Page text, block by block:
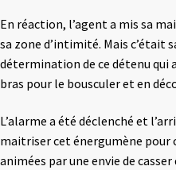
En réaction, l’agent a mis sa
sa zone d’intimité. Mais c’était
détermination de ce détenu qui
bras pour le bousculer et en
L’alarme a été déclenché et
maitriser cet énergumène pour
animées par une envie de casser